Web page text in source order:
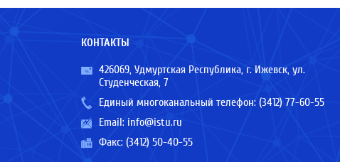
КОНТАКТЫ
426069, Удмуртская Республика, г. Ижевск, ул.
Студенческая, 7
Единый многоканальный телефон: (3412) 77-60-55
Email: info@istu.ru
Факс: (3412) 50-40-55